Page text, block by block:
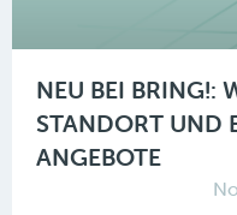
NEU BEI BRING!:
STANDORT UND
ANGEBOTE